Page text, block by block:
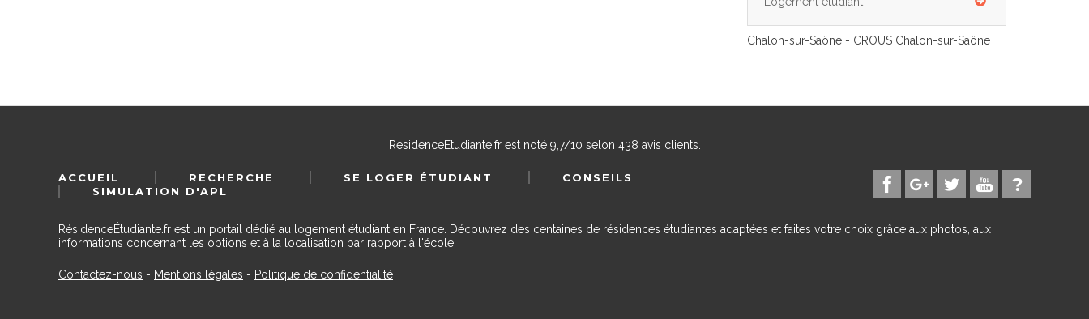
Chalon-sur-Saône - CROUS Chalon-sur-Saône
ResidenceEtudiante.frest noté 9,7/10 selon 438 avis clients.
ACCUEIL RECHERCHE SE LOGER ÉTUDIANT
CONSEILS
SIMULATION D'APL
RésidenceÉtudiante.fr est un portail dédié au logement étudiant en France. Découvrez des centaines de résidences étudiantes adaptées et faites votre choix grâce aux photos, aux
informations concernant les options et à la localisation par rapport à l'école.
Contactez-nous - Mentions légales - Politique de confidentialité